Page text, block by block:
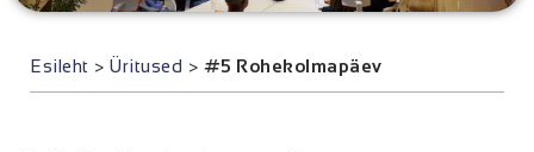
Esileht > Üritused > #5 Rohekolmapäev